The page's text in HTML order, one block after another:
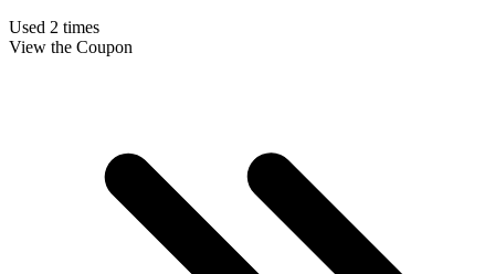
Used 2 times
View the Coupon